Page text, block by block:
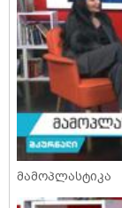
მამოპლასტიკა